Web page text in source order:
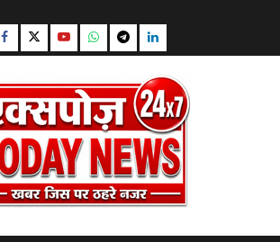
Facebook
TwitterYouTubeWhatsapp
TelegramLinkedin